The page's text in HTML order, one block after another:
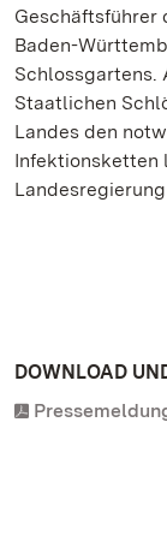
Geschäftsführer
Baden-
Schlossgartens.
Staatlichen
Landes den
Infektionsketten
DOWNLOAD